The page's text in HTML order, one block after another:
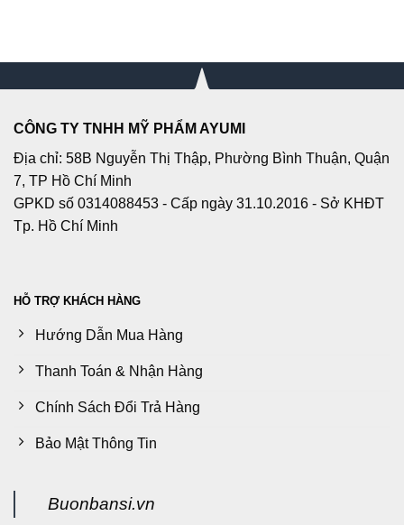
CÔNG TY TNHH MỸ PHẨM AYUMI
Địa chỉ: 58B Nguyễn Thị Thập, Phường Bình Thuận, Quận
7, TP Hồ Chí Minh
GPKD số 0314088453 - Cấp ngày 31.10.2016 - Sở KHĐT
Tp. Hồ Chí Minh
HỖ TRỢ KHÁCH HÀNG
Hướng Dẫn Mua Hàng
Thanh Toán & Nhận Hàng
Chính Sách Đổi Trả Hàng
Bảo Mật Thông Tin
Buonbansi.vn